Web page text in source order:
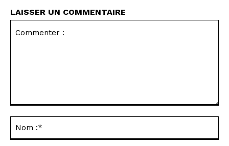
LAISSER UN COMMENTAIRE